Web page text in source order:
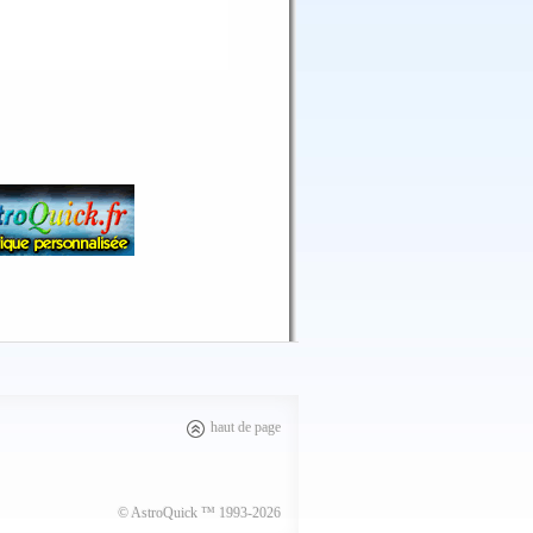
haut de page
© AstroQuick ™ 1993-2026